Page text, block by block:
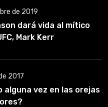
de 2019
dará vida al mítico
Mark Kerr
2017
alguna vez en las orejas